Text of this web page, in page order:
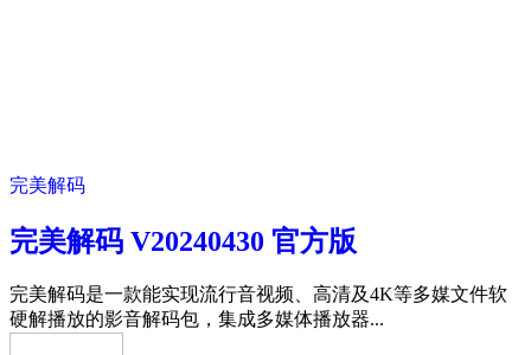
完美解码
完美解码 V20240430 官方版
完美解码是一款能实现流行音视频、高清及4K等多媒文件软
硬解播放的影音解码包，集成多媒体播放器...